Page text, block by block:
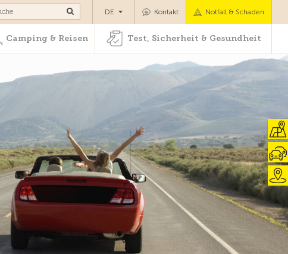
Camping & Reisen Test, Sicherheit & Gesundheit
Kontakt Notfall & Schaden
DE
Camping & Reisen Test, Sicherheit & Gesundheit